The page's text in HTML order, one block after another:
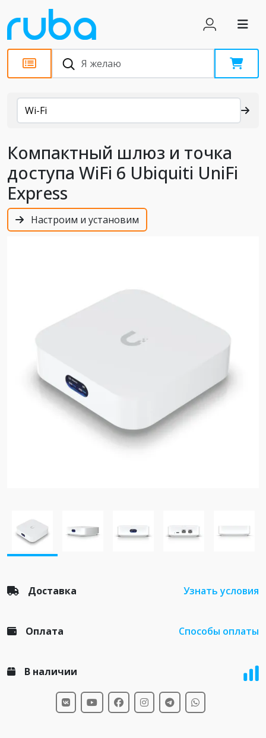
Каталог
Wi-Fi
Компактный шлюз и точка
доступа WiFi 6 Ubiquiti UniFi
Express
Настроим и установим
Доставка Узнать условия
Оплата Способы оплаты
В наличии